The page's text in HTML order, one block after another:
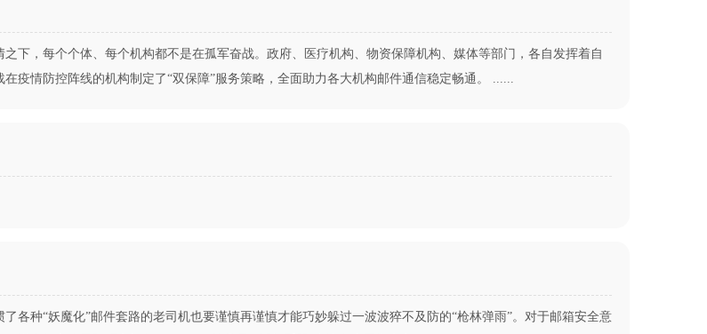
下，每个个体、每个机构都不是在孤军奋战。政府、医疗机构、物资保障机构、媒体等部门，各自发挥着自
疫情防控阵线的机构制定了“双保障”服务策略，全面助力各大机构邮件通信稳定畅通。 ......
各种“妖魔化”邮件套路的老司机也要谨慎再谨慎才能巧妙躲过一波波猝不及防的“枪林弹雨”。对于邮箱安全意